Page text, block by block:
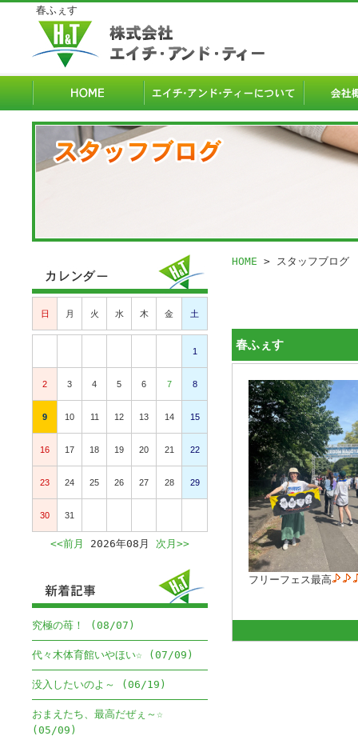
春ふぇす
日 月 火 水 木 金 土
1
2 3 4 5 6 7 8
9 10 11 12 13 14 15
16 17 18 19 20 21 22
23 24 25 26 27 28 29
30 31
<<前月 2026年08月 次月>>
究極の苺！ (08/07)
代々木体育館いやほい☆ (07/09)
没入したいのよ～ (06/19)
おまえたち、最高だぜぇ～☆
(05/09)
HOME > スタッフブログ
春ふぇす
フリーフェス最高